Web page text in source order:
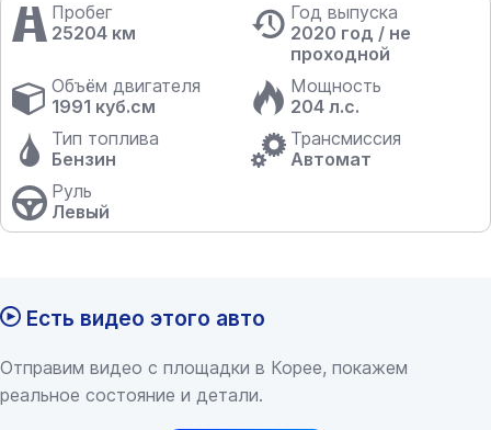
Пробег
25204 км
Год выпуска
2020 год / не
проходной
Объём двигателя
1991 куб.см
Мощность
204 л.с.
Тип топлива
Бензин
Трансмиссия
Автомат
Руль
Левый
Есть видео этого авто
Отправим видео с площадки в Корее, покажем
реальное состояние и детали.